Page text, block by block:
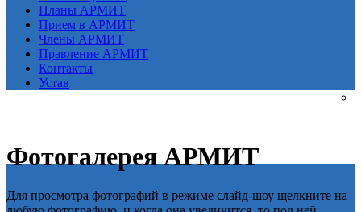
Планы АРМИТ
Прием в АРМИТ
Члены АРМИТ
Правление АРМИТ
Контакты
Устав
Фотогалерея АРМИТ
Для просмотра фотографий в режиме слайд-шоу щелкните на